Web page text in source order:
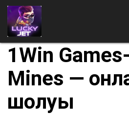
1Win
Mines —
шолуы